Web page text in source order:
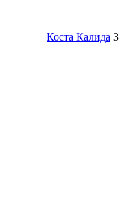
Коста Калида 3